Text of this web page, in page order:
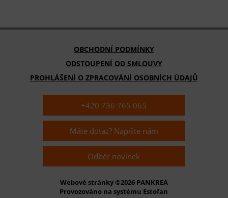
OBCHODNÍ PODMÍNKY
ODSTOUPENÍ OD SMLOUVY
PROHLÁŠENÍ O ZPRACOVÁNÍ OSOBNÍCH ÚDAJŮ
+420 736 765 065
Máte dotaz? Napište nám
Odběr novinek
Webové stránky ©2026 PANKREA
Provozováno na systému Estofan